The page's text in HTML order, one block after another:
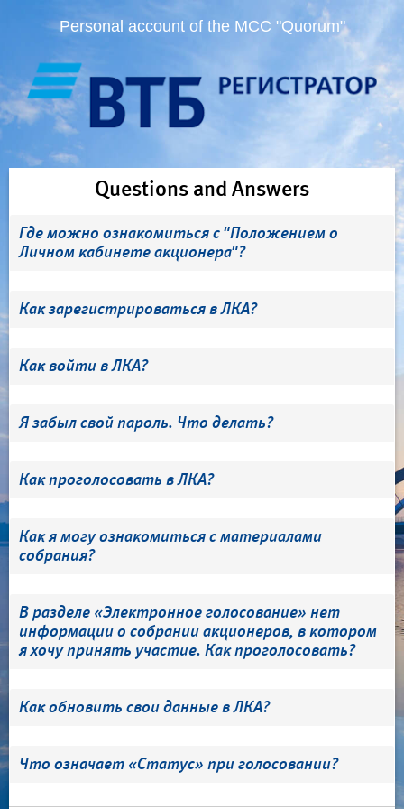
Personal account of the MCC "Quorum"
Questions and Answers
Где можно ознакомиться с "Положением о
Личном кабинете акционера"?
Как зарегистрироваться в ЛКА?
Как войти в ЛКА?
Я забыл свой пароль. Что делать?
Как проголосовать в ЛКА?
Как я могу ознакомиться с материалами
собрания?
В разделе «Электронное голосование» нет
информации о собрании акционеров, в котором
я хочу принять участие. Как проголосовать?
Как обновить свои данные в ЛКА?
Что означает «Статус» при голосовании?